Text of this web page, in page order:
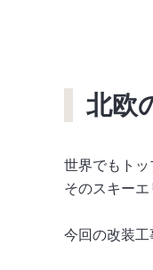
北欧
世界でもトッ
そのスキー
今回の改装工